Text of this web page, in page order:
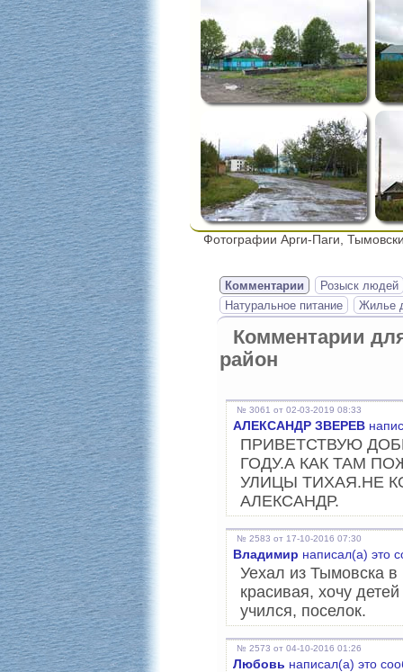
Фотографии Арги-Паги,
Комментарии
Розыск людей
Натуральное питание
Жилье
Комментарии
район
№ 3061 от 02-03-2019 08:33
АЛЕКСАНДР ЗВЕРЕВ
ПРИВЕТСТВУЮ
ГОДУ.А КАК ТАМ
УЛИЦЫ ТИХАЯ.НЕ
АЛЕКСАНДР.
№ 2583 от 17-10-2016 07:30
Владимир написал(а) это
Уехал из Тымовска в
красивая, хочу
учился, поселок.
№ 2573 от 04-10-2016 01:26
Любовь написал(а) это